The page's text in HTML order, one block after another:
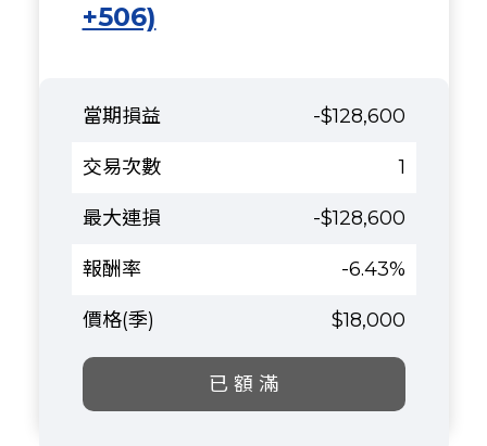
+506)
-$128,600
1
-$128,600
-6.43%
$18,000
已 額 滿